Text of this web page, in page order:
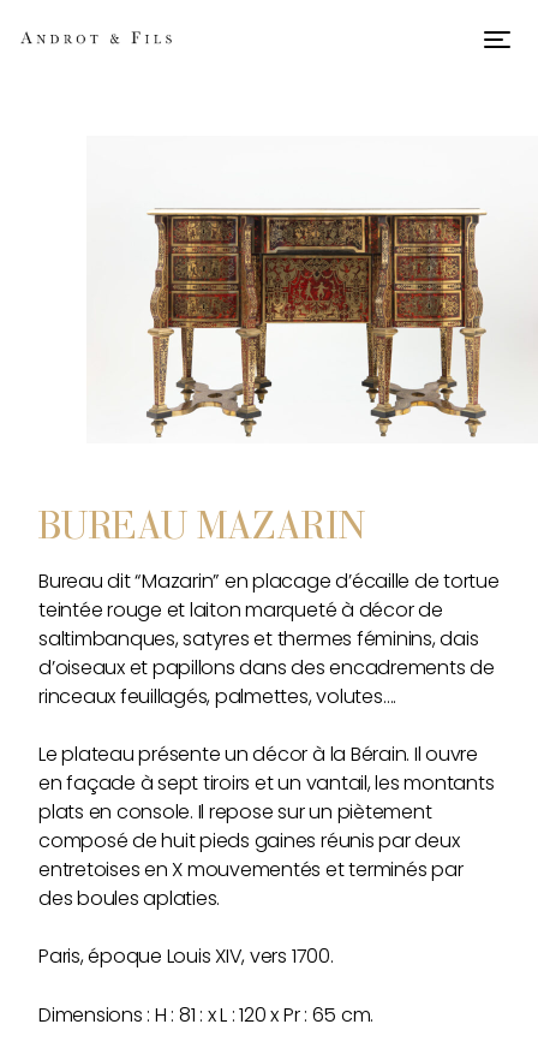
BUREAU MAZARIN
Bureau dit “Mazarin” en placage d’écaille de tortue
teintée rouge et laiton marqueté à décor de
saltimbanques, satyres et thermes féminins, dais
d’oiseaux et papillons dans des encadrements de
rinceaux feuillagés, palmettes, volutes….
Le plateau présente un décor à la Bérain. Il ouvre
en façade à sept tiroirs et un vantail, les montants
plats en console. Il repose sur un piètement
composé de huit pieds gaines réunis par deux
entretoises en X mouvementés et terminés par
des boules aplaties.
Paris, époque Louis XIV, vers 1700.
Dimensions : H : 81 : x L : 120 x Pr : 65 cm.